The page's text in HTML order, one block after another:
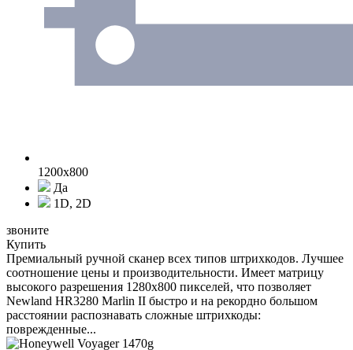
1200x800
Да
1D, 2D
звоните
Купить
Премиальный ручной сканер всех типов штрихкодов. Лучшее
соотношение цены и производительности. Имеет матрицу
высокого разрешения 1280x800 пикселей, что позволяет
Newland HR3280 Marlin II быстро и на рекордно большом
расстоянии распознавать сложные штрихкоды:
поврежденные...